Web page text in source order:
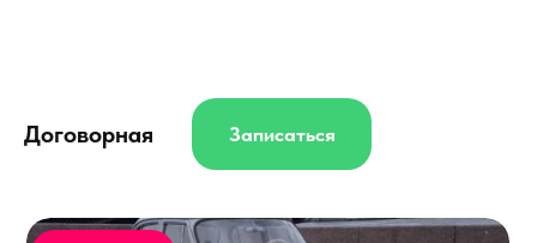
Договорная Записаться